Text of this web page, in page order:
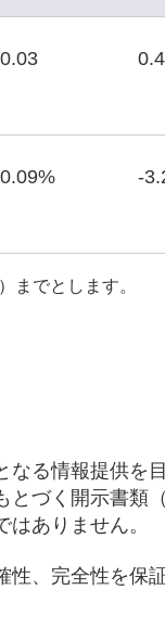
0.03
0.09% -
までとします。
なる情報提供を
とづく開示書類
ありません。
性、完全性を保